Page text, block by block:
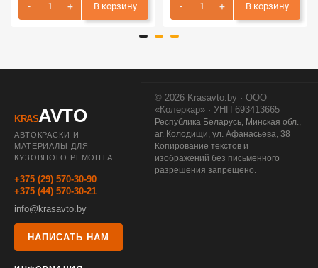
В корзину В корзину
KRASAVTO
АВТОКРАСКИ И
МАТЕРИАЛЫ ДЛЯ
КУЗОВНОГО РЕМОНТА
+375 (29) 570-30-90
+375 (44) 570-30-21
info@krasavto.by
НАПИСАТЬ НАМ
© 2026 Krasavto.by · ООО
«Колеркар» · УНП 693413665
Республика Беларусь, Минская обл.,
аг. Колодищи, ул. Афанасьева, 38
Копирование текстов и
изображений без письменного
разрешения запрещено.